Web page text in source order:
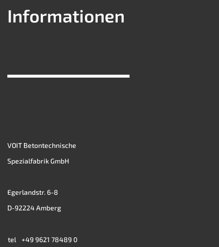
Informationen
VOIT Betontechnische
Spezialfabrik GmbH
Egerlandstr. 6-8
D-92224 Amberg
tel
+49 9621 78489 0